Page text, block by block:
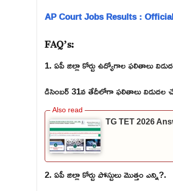
AP Court Jobs Results :
FAQ’s:
1. ఏపీ జిల్లా కోర్టు ఉద్యోగాల ఫలితాలు
డిసెంబర్ 31వ తేదీలోగా ఫలితాలు విడుదల
TG TET 2026
2. ఏపీ జిల్లా కోర్టు పోస్టులు మొత్తం ఎన్ని?.